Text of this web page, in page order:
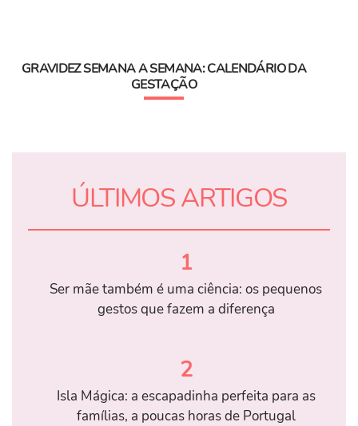
GRAVIDEZ SEMANA A SEMANA: CALENDÁRIO DA
GESTAÇÃO
ÚLTIMOS ARTIGOS
1
Ser mãe também é uma ciência: os pequenos
gestos que fazem a diferença
2
Isla Mágica: a escapadinha perfeita para as
famílias, a poucas horas de Portugal